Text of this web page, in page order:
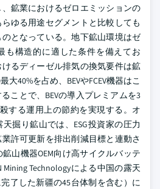
鉱業におけるゼロエミッションの
ゆる用途セグメントと比較しても
となっている。地下鉱山環境はゼ
も構造的に適した条件を備えてお
るディーゼル排気の換気要件は鉱
大40%を占め、BEVやFCEV機器はこ
ことで、BEVの導入プレミアムを3
する運用上の節約を実現する。オ
掘り鉱山では、ESG投資家の圧力
許可更新を排出削減目標と連動さ
山機器OEM向け高サイクルバッテ
Mining Technologyによる中国の露天
了した新疆の45台体制を含む）に